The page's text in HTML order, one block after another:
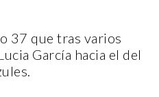
37 que tras varios
García hacia el del